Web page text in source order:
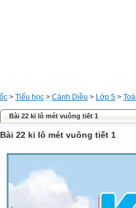
> Tiểu học > Cánh Diều > Lớp 5 >
Bài 22 ki lô mét vuông tiết 1
Bài 22 ki lô mét vuông tiết 1